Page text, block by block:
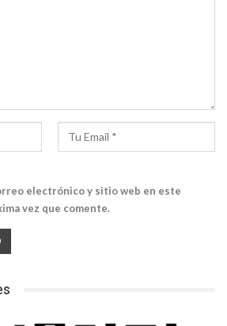
electrónico y sitio web en este
vez que comente.